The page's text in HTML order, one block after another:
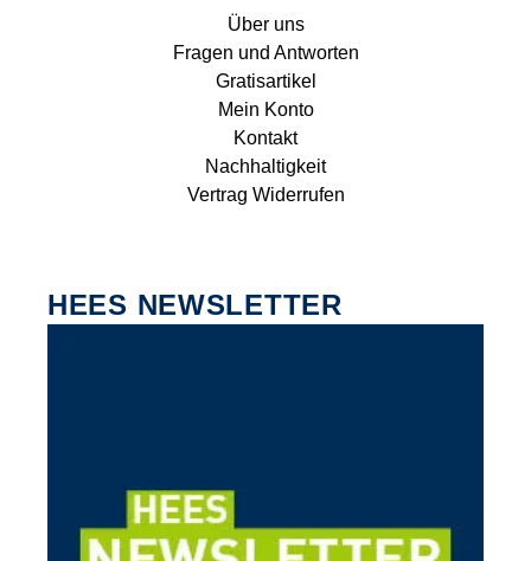
Über uns
Fragen und Antworten
Gratisartikel
Mein Konto
Kontakt
Nachhaltigkeit
Vertrag Widerrufen
HEES NEWSLETTER